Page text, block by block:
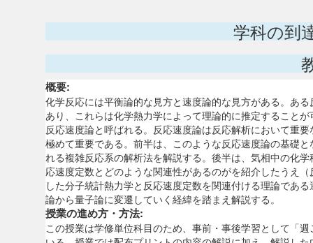
学科の到
概要:
化学反応には平衡論的な見方と速度論的な見方がある。あ
あり、これらは化学熱力学によって理論的に推定すること
反応速度論と呼ばれる。反応速度論は反応解析において重
極めて重要である。前半は、このような反応速度論の基礎
れる複雑反応系の解析法を解説する。後半は、気相中の化
応速度定数とどのような関連性があるのがを紹介したうえ
した分子統計熱力学と反応速度定数を関連付ける理論であ
論から量子論に変遷していく経緯を踏まえ解説する。
授業の進め方・方法:
この授業は学修単位科目のため、事前・事後学習として「